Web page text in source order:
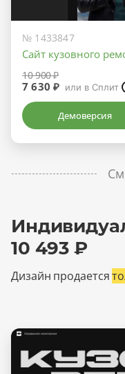
№ 1433847
Сайт кузовного
10 900 ₽
7 630 ₽ или в Сплит
Демоверсия
10 493 ₽
Дизайн продается